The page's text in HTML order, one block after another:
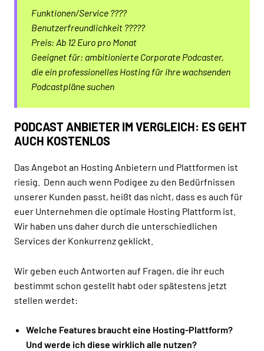
Funktionen/Service ????
Benutzerfreundlichkeit ?????
Preis: Ab 12 Euro pro Monat
Geeignet für: ambitionierte Corporate Podcaster,
die ein professionelles Hosting für ihre wachsenden
Podcastpläne suchen
PODCAST ANBIETER IM VERGLEICH: ES GEHT
AUCH KOSTENLOS
Das Angebot an Hosting Anbietern und Plattformen ist
riesig. Denn auch wenn Podigee zu den Bedürfnissen
unserer Kunden passt, heißt das nicht, dass es auch für
euer Unternehmen die optimale Hosting Plattform ist.
Wir haben uns daher durch die unterschiedlichen
Services der Konkurrenz geklickt.
Wir geben euch Antworten auf Fragen, die ihr euch
bestimmt schon gestellt habt oder spätestens jetzt
stellen werdet:
Welche Features braucht eine Hosting-Plattform?
Und werde ich diese wirklich alle nutzen?